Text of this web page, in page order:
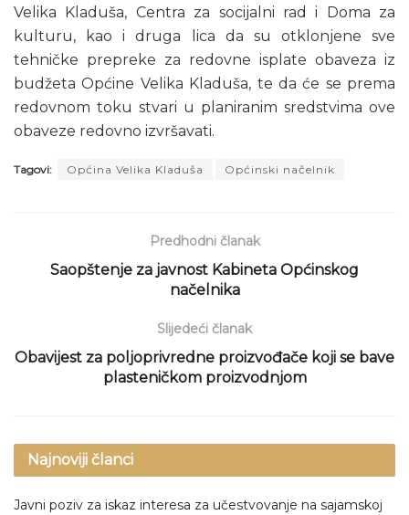
Velika Kladuša, Centra za socijalni rad i Doma za
kulturu, kao i druga lica da su otklonjene sve
tehničke prepreke za redovne isplate obaveza iz
budžeta Općine Velika Kladuša, te da će se prema
redovnom toku stvari u planiranim sredstvima ove
obaveze redovno izvršavati.
Tagovi: Općina Velika Kladuša Općinski načelnik
Predhodni članak
Saopštenje za javnost Kabineta Općinskog
načelnika
Slijedeći članak
Obavijest za poljoprivredne proizvođače koji se bave
plasteničkom proizvodnjom
Najnoviji članci
Javni poziv za iskaz interesa za učestvovanje na sajamskoj